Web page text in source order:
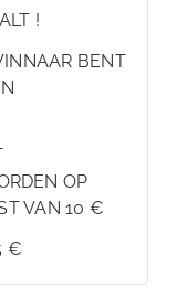
!
BENT
OP
VAN 10 €
€